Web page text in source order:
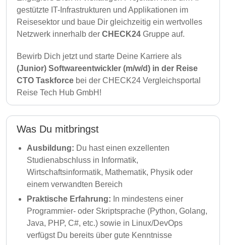
gestützte IT-Infrastrukturen und Applikationen im
Reisesektor und baue Dir gleichzeitig ein wertvolles
Netzwerk innerhalb der CHECK24 Gruppe auf.
Bewirb Dich jetzt und starte Deine Karriere als
(Junior) Softwareentwickler (m/w/d) in der Reise
CTO Taskforce bei der CHECK24 Vergleichsportal
Reise Tech Hub GmbH!
Was Du mitbringst
Ausbildung: Du hast einen exzellenten
Studienabschluss in Informatik,
Wirtschaftsinformatik, Mathematik, Physik oder
einem verwandten Bereich
Praktische Erfahrung: In mindestens einer
Programmier- oder Skriptsprache (Python, Golang,
Java, PHP, C#, etc.) sowie in Linux/DevOps
verfügst Du bereits über gute Kenntnisse